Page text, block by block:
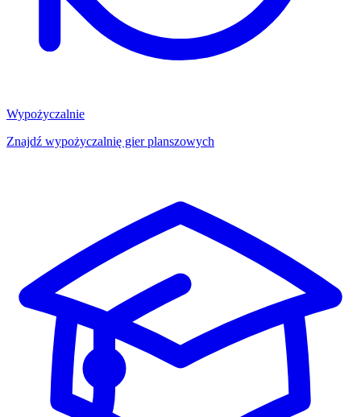
Wypożyczalnie
Znajdź wypożyczalnię gier planszowych